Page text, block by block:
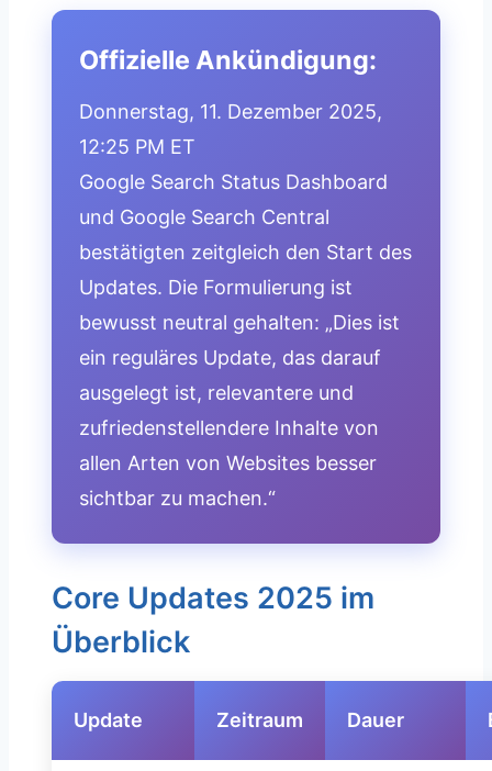
Offizielle Ankündigung:
Donnerstag, 11. Dezember 2025,
12:25 PM ET
Google Search Status Dashboard
und Google Search Central
bestätigten zeitgleich den Start des
Updates. Die Formulierung ist
bewusst neutral gehalten: „Dies ist
ein reguläres Update, das darauf
ausgelegt ist, relevantere und
zufriedenstellendere Inhalte von
allen Arten von Websites besser
sichtbar zu machen.“
Core Updates 2025 im
Überblick
Update Zeitraum Dauer